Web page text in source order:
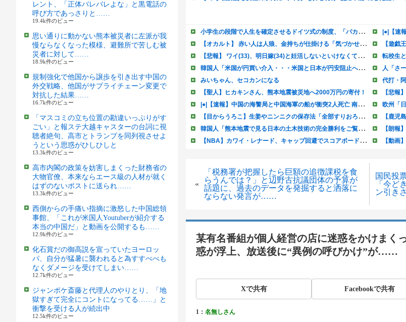
レント、「正体バレバレよな」と黒電話の
呼び方であっさりと……
19.4k件のビュー
思い通りに動かない熊本被災者に左派が我
慢ならなくなった模様、避難所で苦しむ被
災者に対して……
18.9k件のビュー
規制強化で他国から譲歩を引き出す中国の
外交戦略、他国がサプライチェーン変更で
対抗した結果……
16.7k件のビュー
「マスコミの立ち位置の勘違いっぷりがす
ごい」と報ステ大越キャスターの台詞に視
聴者絶句、高市とトランプを同列視させよ
うという思惑がひしひしと
13.3k件のビュー
高市内閣の政策を妨害しまくった財務省の
大物官僚、本来ならエース級の人材が就く
はずのないポストに送られ……
13.3k件のビュー
西側からの手痛い指摘に激怒した中国総領
事館、「これが米国人Youtuberが紹介する
本当の中国だ」と動画を公開するも……
12.9k件のビュー
化石賞だの御高説を宣っていたヨーロッ
パ、自分が猛暑に襲われると為すすべべも
なくダメージを受けてしまい……
12.7k件のビュー
ジャンポケ斎藤と代理人のやりとり、「地
獄すぎて完全にコントになってる……」と
衝撃を受ける人が続出中
12.5k件のビュー
«
「税務署が把握したら巨額の追徴課税を食
らうんでは？」と辺野古抗議団体の予算が
話題に、過去のデータを発掘すると洒落に
ならない発言が……
国民投
「今ど
ン引き
某有名番組が個人経営の店に迷惑をかけまく
惑が浮上、放送後に“異例の呼びかけ”が……
Xで共有 Facebookで共有
1： 名無しさん